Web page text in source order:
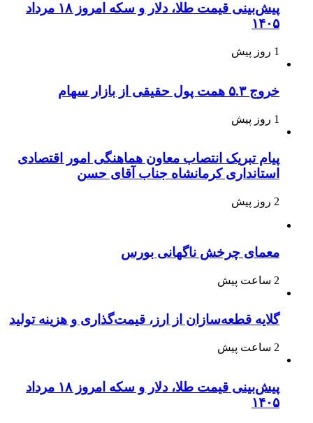
پیش‌بینی قیمت طلا، دلار و سکه امروز ۱۸ مرداد
۱۴۰۵
1 روز پیش
خروج ۵.۳ همت پول حقیقی از بازار سهام
1 روز پیش
پیام تبریک انتصاب معاون هماهنگی امور اقتصادی
استانداری کرمانشاه جناب آقای حسن
2 روز پیش
معمای چرخش ناگهانی بورس
2 ساعت پیش
گلایه قطعه‌سازان از ارز، قیمت‌گذاری و هزینه تولید
2 ساعت پیش
پیش‌بینی قیمت طلا، دلار و سکه امروز ۱۸ مرداد
۱۴۰۵